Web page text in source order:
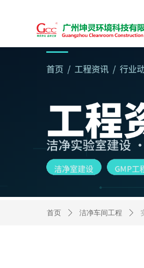
首页 ꄲ 洁净车间工程 ꄲ